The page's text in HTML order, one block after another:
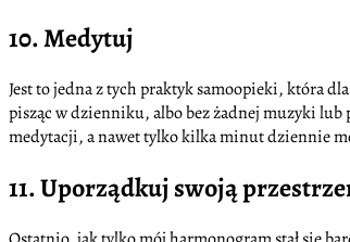
10. Medytuj
Jest to jedna z tych praktyk samoopieki, która
pisząc w dzienniku, albo bez żadnej muzyki
medytacji, a nawet tylko kilka minut dziennie
11. Uporządkuj swoją